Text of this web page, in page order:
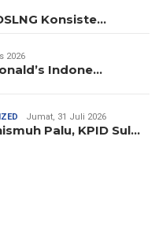
Konsiste…
2026
Indone…
Jumat, 31 Juli 2026
Palu, KPID Sul…